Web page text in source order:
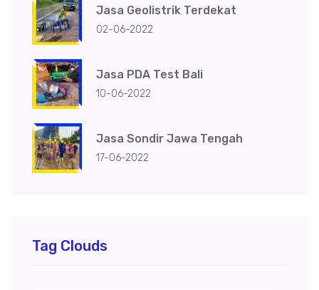
Jasa Geolistrik Terdekat
02-06-2022
Jasa PDA Test Bali
10-06-2022
Jasa Sondir Jawa Tengah
17-06-2022
Tag Clouds